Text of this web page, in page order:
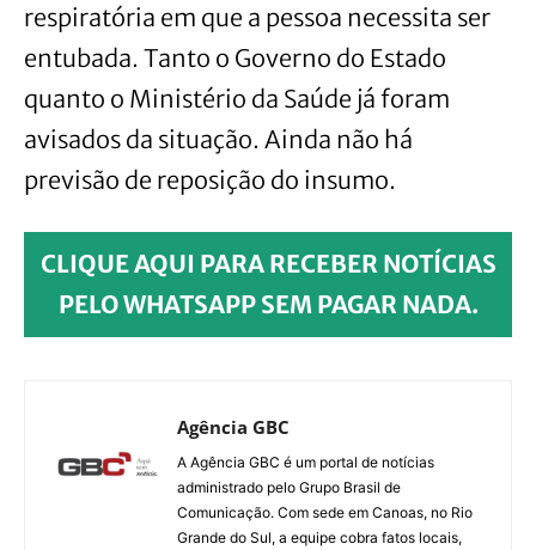
respiratória em que a pessoa necessita ser
entubada. Tanto o Governo do Estado
quanto o Ministério da Saúde já foram
avisados da situação. Ainda não há
previsão de reposição do insumo.
CLIQUE AQUI PARA RECEBER NOTÍCIAS
PELO WHATSAPP SEM PAGAR NADA.
Agência GBC
A Agência GBC é um portal de notícias
administrado pelo Grupo Brasil de
Comunicação. Com sede em Canoas, no Rio
Grande do Sul, a equipe cobra fatos locais,